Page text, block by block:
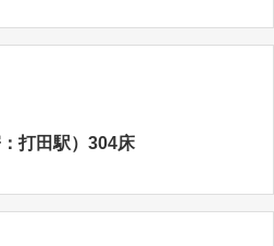
打田駅）304床